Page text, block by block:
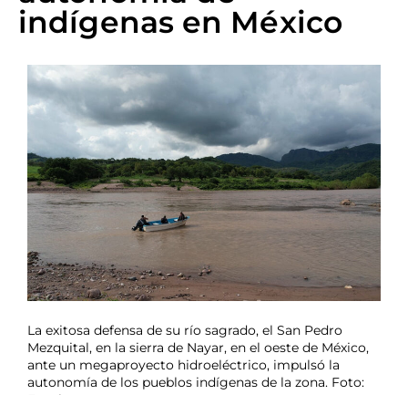
indígenas en México
La exitosa defensa de su río sagrado, el San Pedro
Mezquital, en la sierra de Nayar, en el oeste de México,
ante un megaproyecto hidroeléctrico, impulsó la
autonomía de los pueblos indígenas de la zona. Foto: